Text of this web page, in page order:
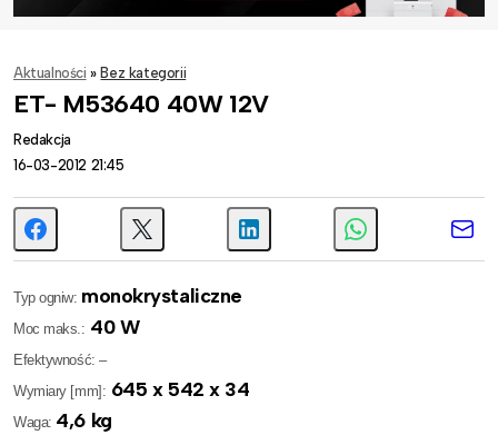
Aktualności » Bez kategorii
ET- M53640 40W 12V
Redakcja
16-03-2012 21:45
Typ ogniw: monokrystaliczne
Moc maks.: 40 W
Efektywność: –
Wymiary [mm]: 645 x 542 x 34
Waga: 4,6 kg